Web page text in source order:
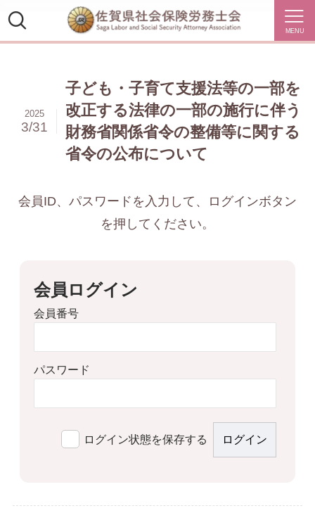
MENU
子ども・子育て支援法等の一部を
改正する法律の一部の施行に伴う
財務省関係省令の整備等に関する
省令の公布について
2025
3/31
会員ID、パスワードを入力して、ログインボタン
を押してください。
会員ログイン
会員番号
パスワード
ログイン状態を保存する